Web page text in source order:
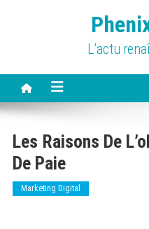
L’actu
Les Raisons De
De Paie
Marketing Digital